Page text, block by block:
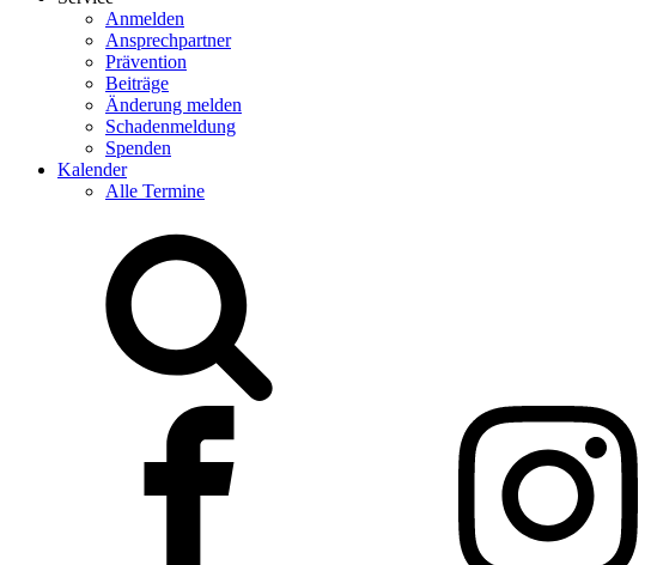
Anmelden
Ansprechpartner
Prävention
Beiträge
Änderung melden
Schadenmeldung
Spenden
Kalender
Alle Termine